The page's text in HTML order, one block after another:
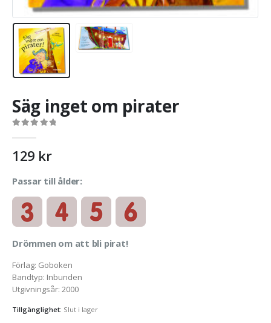
Säg inget om pirater
129 kr
Passar till ålder:
­Drömmen om att bli pirat!
Förlag: Goboken
Bandtyp: Inbunden
Utgivningsår: 2000
Tillgänglighet: Slut i lager